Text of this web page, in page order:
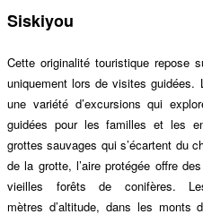
Siskiyou
Cette originalité touristique repose
uniquement lors de visites
une variété d’excursions qui
guidées pour les familles et les
grottes sauvages qui s’écartent du
de la grotte, l’aire protégée offre
vieilles forêts de conifères. L
mètres d’altitude, dans les monts